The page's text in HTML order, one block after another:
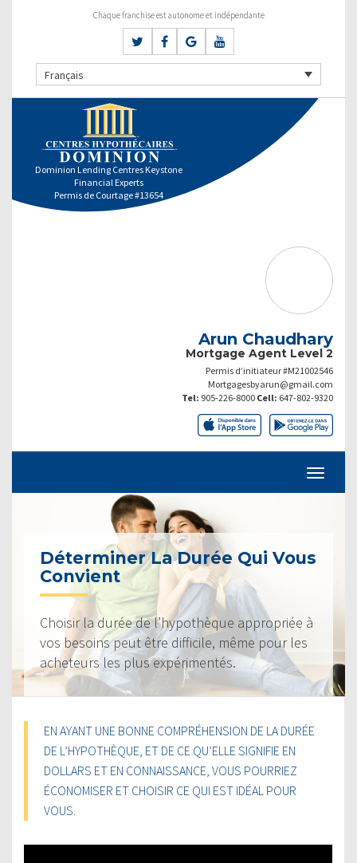
Chaque franchise est autonome et indépendante
Français
Dominion Lending Centres Keystone
Financial Experts
Permis de Courtage #13654
Arun Chaudhary
Mortgage Agent Level 2
Permis d’initiateur #M21002546
Mortgagesbyarun@gmail.com
Tel: 905-226-8000 Cell: 647-802-9320
Déterminer La Durée Qui Vous
Convient
Choisir la durée de l’hypothèque appropriée à
vos besoins peut être difficile, même pour les
acheteurs les plus expérimentés.
EN AYANT UNE BONNE COMPRÉHENSION DE LA DURÉE
DE L’HYPOTHÈQUE, ET DE CE QU’ELLE SIGNIFIE EN
DOLLARS ET EN CONNAISSANCE, VOUS POURRIEZ
ÉCONOMISER ET CHOISIR CE QUI EST IDÉAL POUR
VOUS.